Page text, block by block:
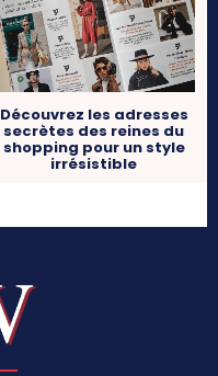
Découvrez les adresses
secrètes des reines du
shopping pour un style
irrésistible